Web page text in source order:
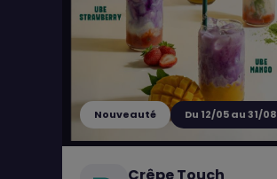
Nouveauté Du 12/05 au 31/08